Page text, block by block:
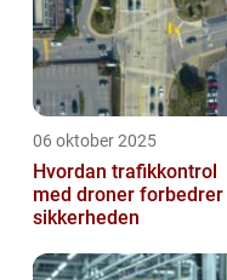
06 oktober 2025
Hvordan trafikkontrol
med droner forbedrer
sikkerheden